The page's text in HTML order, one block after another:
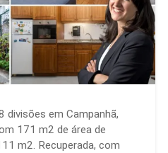
divisões em Campanhã,
171 m2 de área de
m2. Recuperada, com